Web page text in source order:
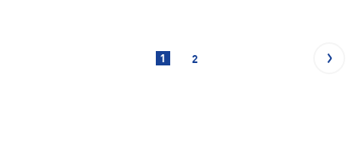
1 2